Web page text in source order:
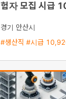
험자 모집 시급
경기 안산시
#생산직 #시급